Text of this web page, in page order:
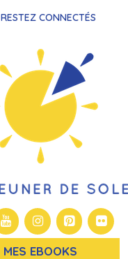
RESTEZ CONNECTÉS
MES EBOOKS